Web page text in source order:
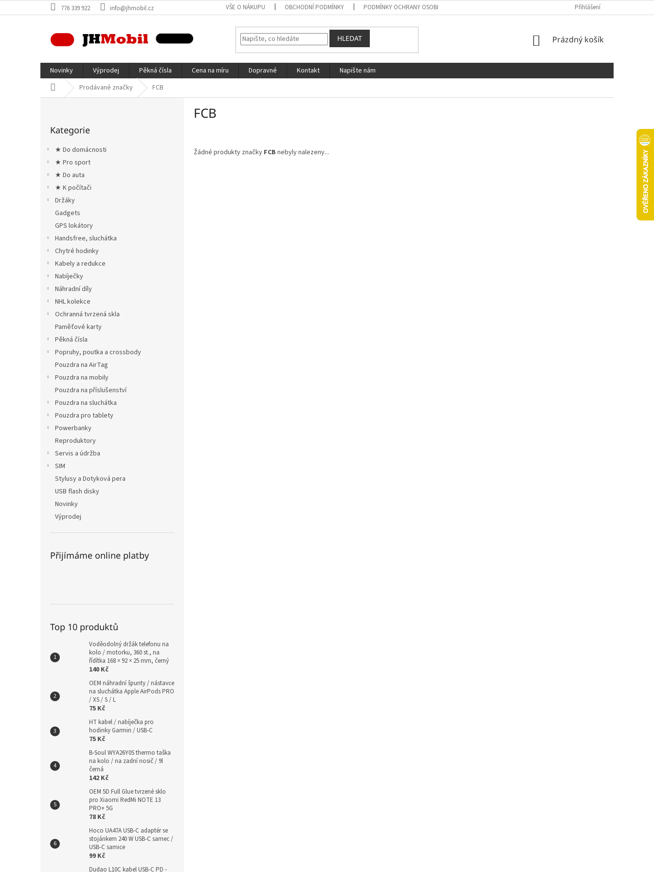
na
776 339 922 info@jhmobil.cz VŠE O NÁKUPU OBCHODNÍ PODMÍNKY PODMÍNKY OCHRANY OSOBNÍCH ÚDAJŮ Přihlášení
HLEDAT
NÁKUPNÍ
Prázdný košík
Novinky Výprodej Pěkná čísla Cena na míru Dopravné Kontakt
Napište nám
Domů Prodávané značky FCB
kategorie
Kategorie
★ Do domácnosti
★ Pro sport
★ Do auta
★ K počítači
Držáky
Gadgets
GPS lokátory
Handsfree, sluchátka
Chytré hodinky
Kabely a redukce
Nabíječky
Náhradní díly
NHL kolekce
Ochranná tvrzená skla
Paměťové karty
Pěkná čísla
Popruhy, poutka a crossbody
Pouzdra na AirTag
Pouzdra na mobily
Pouzdra na příslušenství
Pouzdra na sluchátka
Pouzdra pro tablety
Powerbanky
Reproduktory
Servis a údržba
SIM
Stylusy a Dotyková pera
USB flash disky
Novinky
Výprodej
Přijímáme online platby
Top 10 produktů
Voděodolný držák telefonu na
kolo / motorku, 360 st., na
řídítka 168 × 92 × 25 mm, černý
140 Kč
OEM náhradní špunty / nástavce
na sluchátka Apple AirPods PRO
/ XS / S / L
75 Kč
HT kabel / nabíječka pro
hodinky Garmin / USB-C
75 Kč
B-Soul WYA26Y0S thermo taška
na kolo / na zadní nosič / 9l
černá
142 Kč
OEM 5D Full Glue tvrzené sklo
pro Xiaomi RedMi NOTE 13
PRO+ 5G
78 Kč
Hoco UA47A USB-C adaptér se
stojánkem 240 W USB-C samec /
USB-C samice
99 Kč
Dudao L10C kabel USB-C PD -
FCB
Žádné produkty značky FCB nebyly nalezeny...